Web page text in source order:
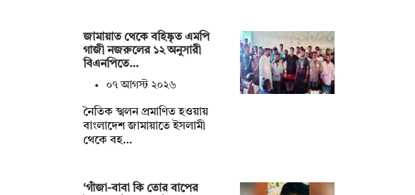
জামায়াত থেকে বহিষ্কৃত এমপি
গাজী নজরুলের ১২ অনুসারী
বিএনপিতে…
০৭ আগস্ট ২০২৬
নৈতিক স্খলন প্রমাণিত হওয়ায়
বাংলাদেশ জামায়াতে ইসলামী
থেকে বহ…
‘গাঁজা-বাবা কি তোর বাপের